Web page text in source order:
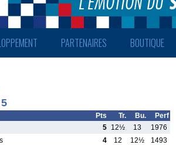
PARTENAIRES BOUTIQUE
Pts Tr. Bu.
Perf
5 12½ 13
1976
4 12 12½
1493